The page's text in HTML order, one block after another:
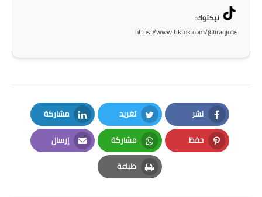
تيكتوك:
https://www.tiktok.com/@iraqjobs
نشر
Facebook
تغريد
Twitter
مشاركة
LinkedIn
حفظ
Pinterest
مشاركة
Whatsapp
إرسال
Email
طباعة
Print